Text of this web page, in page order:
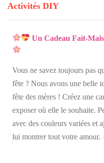
Activités DIY
Un Cadeau Fait-
Vous ne savez toujours pas
fête ? Nous avons une belle
fête des mères ! Créez une
exposer où elle le souhaite.
avec des couleurs variées et
lui montrer tout votre amour.